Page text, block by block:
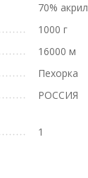
70% акрил
1000 г
16000 м
Пехорка
РОССИЯ
1